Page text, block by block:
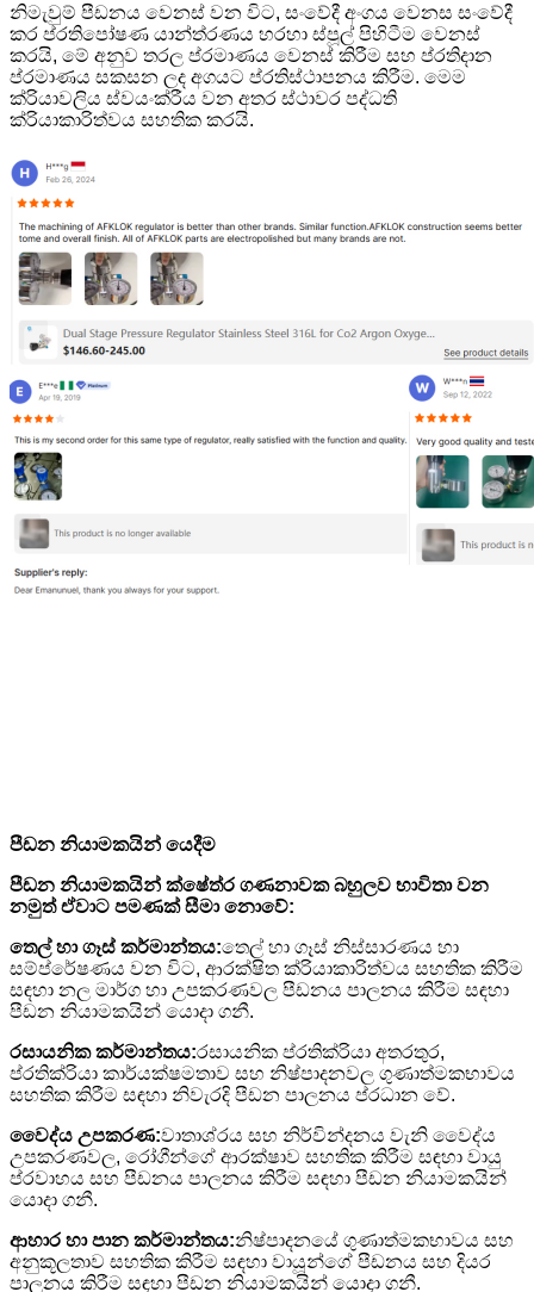
නිමැවුම් පීඩනය වෙනස් වන විට, සංවේදී අංගය වෙනස සංවේදී
කර ප්රතිපෝෂණ යාන්ත්රණය හරහා ස්පූල් පිහිටීම වෙනස්
කරයි, මේ අනුව තරල ප්රමාණය වෙනස් කිරීම සහ ප්රතිදාන
ප්රමාණය සකසන ලද අගයට ප්රතිස්ථාපනය කිරීම. මෙම
ක්රියාවලිය ස්වයංක්රීය වන අතර ස්ථාවර පද්ධති
ක්රියාකාරිත්වය සහතික කරයි.
පීඩන නියාමකයින් යෙදීම
පීඩන නියාමකයින් ක්ෂේත්ර ගණනාවක බහුලව භාවිතා වන
නමුත් ඒවාට පමණක් සීමා නොවේ:
තෙල් හා ගෑස් කර්මාන්තය:තෙල් හා ගෑස් නිස්සාරණය හා
සම්ප්රේෂණය වන විට, ආරක්ෂිත ක්රියාකාරිත්වය සහතික කිරීම
සඳහා නල මාර්ග හා උපකරණවල පීඩනය පාලනය කිරීම සඳහා
පීඩන නියාමකයින් යොදා ගනී.
රසායනික කර්මාන්තය:රසායනික ප්රතික්රියා අතරතුර,
ප්රතික්රියා කාර්යක්ෂමතාව සහ නිෂ්පාදනවල ගුණාත්මකභාවය
සහතික කිරීම සඳහා නිවැරදි පීඩන පාලනය ප්රධාන වේ.
වෛද්ය උපකරණ:වාතාශ්රය සහ නිර්වින්දනය වැනි වෛද්ය
උපකරණවල, රෝගීන්ගේ ආරක්ෂාව සහතික කිරීම සඳහා වායු
ප්රවාහය සහ පීඩනය පාලනය කිරීම සඳහා පීඩන නියාමකයින්
යොදා ගනී.
ආහාර හා පාන කර්මාන්තය:නිෂ්පාදනයේ ගුණාත්මකභාවය සහ
අනුකූලතාව සහතික කිරීම සඳහා වායූන්ගේ පීඩනය සහ දියර
පාලනය කිරීම සඳහා පීඩන නියාමකයින් යොදා ගනී.